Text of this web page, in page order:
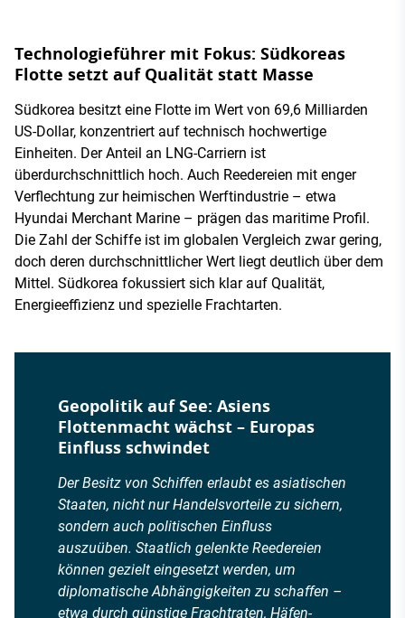
Technologieführer mit Fokus: Südkoreas
Flotte setzt auf Qualität statt Masse
Südkorea besitzt eine Flotte im Wert von 69,6 Milliarden
US-Dollar, konzentriert auf technisch hochwertige
Einheiten. Der Anteil an LNG-Carriern ist
überdurchschnittlich hoch. Auch Reedereien mit enger
Verflechtung zur heimischen Werftindustrie – etwa
Hyundai Merchant Marine – prägen das maritime Profil.
Die Zahl der Schiffe ist im globalen Vergleich zwar gering,
doch deren durchschnittlicher Wert liegt deutlich über dem
Mittel. Südkorea fokussiert sich klar auf Qualität,
Energieeffizienz und spezielle Frachtarten.
Geopolitik auf See: Asiens
Flottenmacht wächst – Europas
Einfluss schwindet
Der Besitz von Schiffen erlaubt es asiatischen
Staaten, nicht nur Handelsvorteile zu sichern,
sondern auch politischen Einfluss
auszuüben. Staatlich gelenkte Reedereien
können gezielt eingesetzt werden, um
diplomatische Abhängigkeiten zu schaffen –
etwa durch günstige Frachtraten, Häfen-